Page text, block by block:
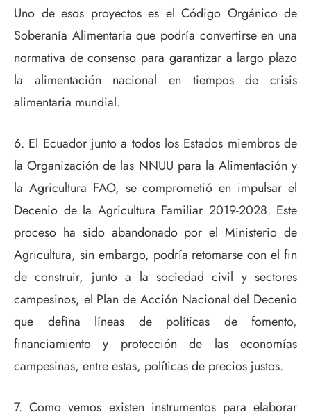
Uno de esos proyectos es el Código Orgánico de
Soberanía Alimentaria que podría convertirse en una
normativa de consenso para garantizar a largo plazo
la alimentación nacional en tiempos de crisis
alimentaria mundial.
6. El Ecuador junto a todos los Estados miembros de
la Organización de las NNUU para la Alimentación y
la Agricultura FAO, se comprometió en impulsar el
Decenio de la Agricultura Familiar 2019-2028. Este
proceso ha sido abandonado por el Ministerio de
Agricultura, sin embargo, podría retomarse con el fin
de construir, junto a la sociedad civil y sectores
campesinos, el Plan de Acción Nacional del Decenio
que defina líneas de políticas de fomento,
financiamiento y protección de las economías
campesinas, entre estas, políticas de precios justos.
7. Como vemos existen instrumentos para elaborar